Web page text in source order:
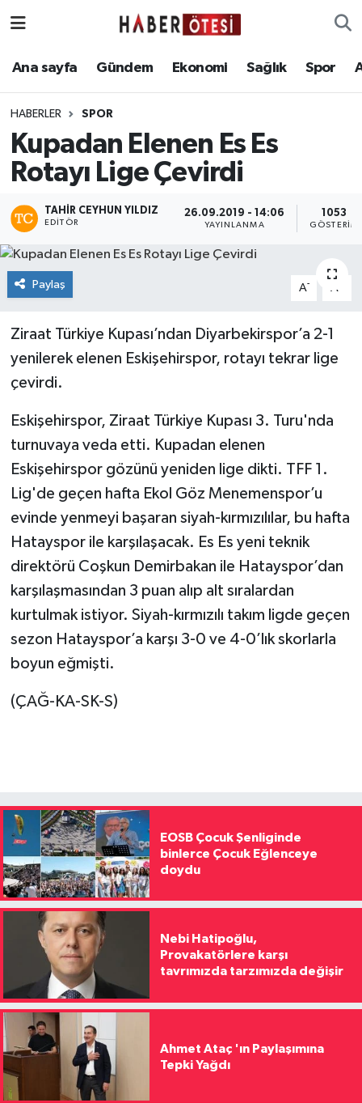
Ana sayfa Gündem Ekonomi Sağlık Spor
HABERLER SPOR
Kupadan Elenen Es Es
Rotayı Lige Çevirdi
TAHIR CEYHUN YILDIZ
EDITÖR
26.09.2019 - 14:06
YAYINLANMA
1053
GÖSTERIM
Paylaş A- A
Ziraat Türkiye Kupası’ndan Diyarbekirspor’a 2-1
yenilerek elenen Eskişehirspor, rotayı tekrar lige
çevirdi.
Eskişehirspor, Ziraat Türkiye Kupası 3. Turu'nda
turnuvaya veda etti. Kupadan elenen
Eskişehirspor gözünü yeniden lige dikti. TFF 1.
Lig'de geçen hafta Ekol Göz Menemenspor’u
evinde yenmeyi başaran siyah-kırmızılılar, bu hafta
Hatayspor ile karşılaşacak. Es Es yeni teknik
direktörü Coşkun Demirbakan ile Hatayspor’dan
karşılaşmasından 3 puan alıp alt sıralardan
kurtulmak istiyor. Siyah-kırmızılı takım ligde geçen
sezon Hatayspor’a karşı 3-0 ve 4-0’lık skorlarla
boyun eğmişti.
(ÇAĞ-KA-SK-S)
EOSB Çocuk Şenliginde
binlerce Çocuk Eğlenceye
doydu
Nebi Hatipoğlu,
Provakatörlere karşı
tavrımızda tarzımızda değişir
Ahmet Ataç 'ın Paylaşımına
Tepki Yağdı
Ana sayfa
Ekonomi
Sağlık
Spor
Eskişehir Nöbetçi Eczaneler
Eskişehir Namaz Vakitleri
Eskişehir Trafik Yoğunluk Haritası
Süper Lig Puan Durumu ve Fikstür
Haber Arşivi